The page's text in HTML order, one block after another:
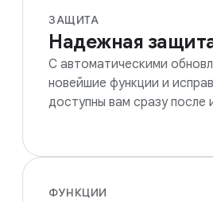
ЗАЩИТА
Надежная
С автоматическими
новейшие функции и
доступны вам сразу после
ФУНКЦИИ